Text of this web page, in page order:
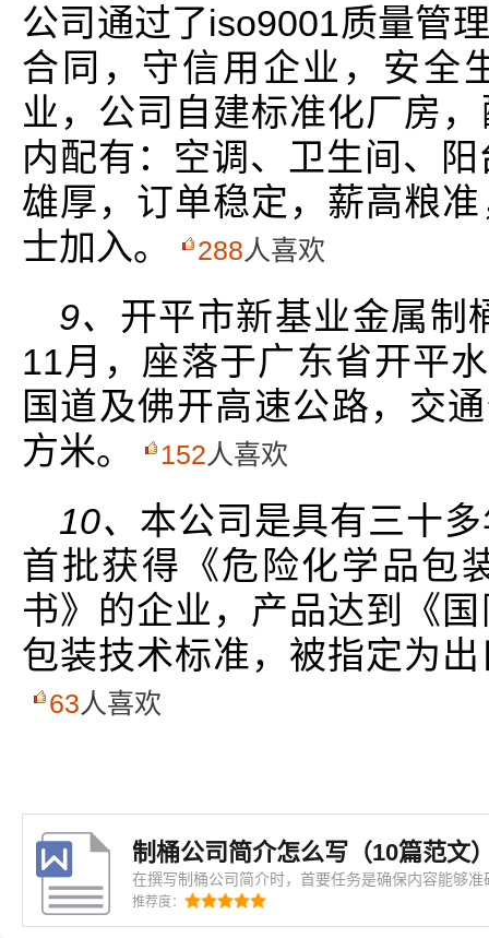
公司通过了iso9001质量管
合同，守信用企业，安全
业，公司自建标准化厂房
内配有：空调、卫生间、
雄厚，订单稳定，薪高粮
士加入。
288人喜欢
9、 开平市新基业金属制
11月，座落于广东省开平
国道及佛开高速公路，交
方米。
152人喜欢
10、 本公司是具有三十
首批获得《危险化学品包
书》的企业，产品达到《
包装技术标准，被指定为
63人喜欢
制桶公司简介怎么写（10篇范文
在撰写制桶公司简介时，首要任务是确保内容能够
程。开头部分可以简要介绍公司的成立背景，比如
如何逐步发展成为行业内的知名品牌。这样的描述
推荐度：